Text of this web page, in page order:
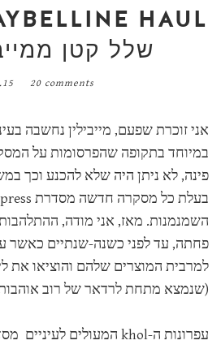
HAUL
// שלל קטן
20 comments
אני זוכרת שפעם, מייבילין נחשבה
במיוחד בתקופה שהפרסומות על
פינה, לא ניתן היה שלא להכנע וכך
השמנמנות. מאז, אני מודה, ההתלהבות
פחתה, עד לפני כשנה-שנתיים כאשר
למרבית המוצרים שלהם והוציאו את
(שנמצא מתחת לרדאר של רוב